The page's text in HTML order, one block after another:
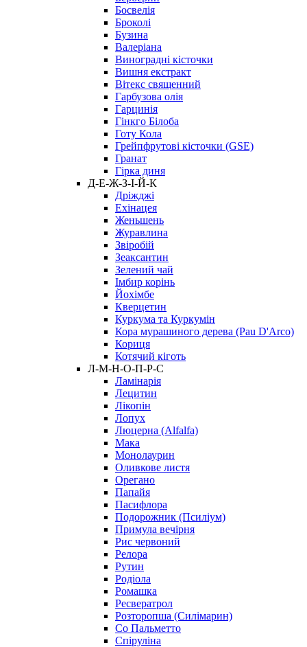
Босвелія
Броколі
Бузина
Валеріана
Виноградні кісточки
Вишня екстракт
Вітекс священний
Гарбузова олія
Гарцинія
Гінкго Білоба
Готу Кола
Грейпфрутові кісточки (GSE)
Гранат
Гірка диня
Д-Е-Ж-З-І-Й-К
Дріжджі
Ехінацея
Женьшень
Журавлина
Звіробій
Зеаксантин
Зелений чай
Імбир корінь
Йохімбе
Кверцетин
Куркума та Куркумін
Кора мурашиного дерева (Pau D'Arco)
Кориця
Котячий кіготь
Л-М-Н-О-П-Р-С
Ламінарія
Лецитин
Лікопін
Лопух
Люцерна (Alfalfa)
Мака
Монолаурин
Оливкове листя
Орегано
Папайя
Пасифлора
Подорожник (Псиліум)
Примула вечірня
Рис червоний
Релора
Рутин
Родіола
Ромашка
Ресвератрол
Розторопша (Силімарин)
Со Пальметто
Спіруліна